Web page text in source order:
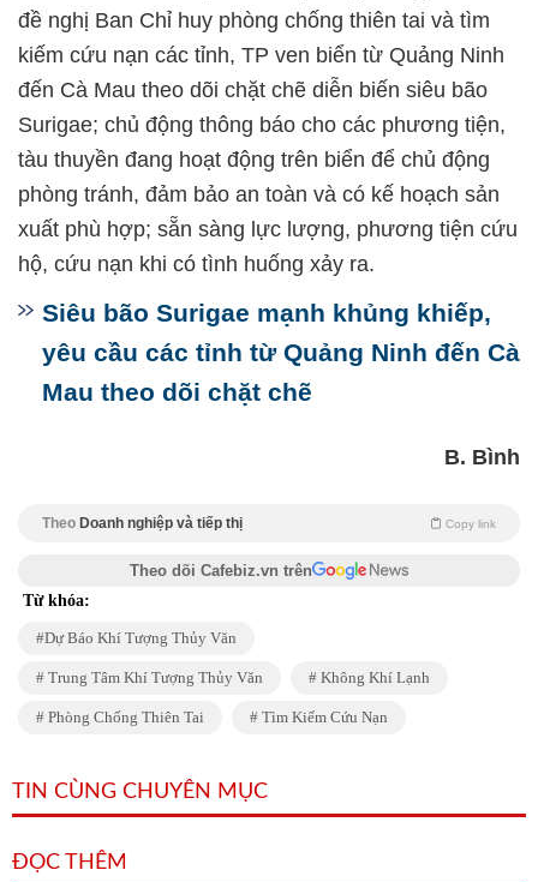
đề nghị Ban Chỉ huy phòng chống thiên tai và tìm
kiếm cứu nạn các tỉnh, TP ven biển từ Quảng Ninh
đến Cà Mau theo dõi chặt chẽ diễn biến siêu bão
Surigae; chủ động thông báo cho các phương tiện,
tàu thuyền đang hoạt động trên biển để chủ động
phòng tránh, đảm bảo an toàn và có kế hoạch sản
xuất phù hợp; sẵn sàng lực lượng, phương tiện cứu
hộ, cứu nạn khi có tình huống xảy ra.
Siêu bão Surigae mạnh khủng khiếp,
yêu cầu các tỉnh từ Quảng Ninh đến Cà
Mau theo dõi chặt chẽ
B. Bình
Theo Doanh nghiệp và tiếp thị Copy link
Theo dõi Cafebiz.vn trên
Từ khóa:
Dự Báo Khí Tượng Thủy Văn
Trung Tâm Khí Tượng Thủy Văn Không Khí Lạnh
Phòng Chống Thiên Tai Tìm Kiếm Cứu Nạn
TIN CÙNG CHUYÊN MỤC
ĐỌC THÊM